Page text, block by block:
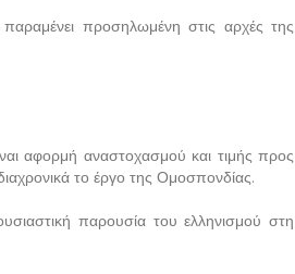
προσηλωμένη στις αρχές της
αφορμή αναστοχασμού και τιμής προς
το έργο της Ομοσπονδίας.
παρουσία του ελληνισμού στη